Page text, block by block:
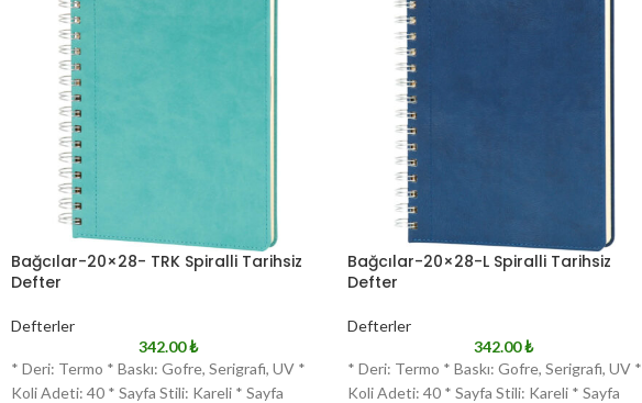
Bağcılar-20×28- TRK Spiralli Tarihsiz
Defter
Defterler
342.00₺
* Deri: Termo * Baskı: Gofre, Serigrafi, UV *
Koli Adeti: 40 * Sayfa Stili: Kareli * Sayfa
Bağcılar-20×28-L Spiralli Tarihsiz
Defter
Defterler
342.00₺
* Deri: Termo * Baskı: Gofre, Serigrafi, UV *
Koli Adeti: 40 * Sayfa Stili: Kareli * Sayfa